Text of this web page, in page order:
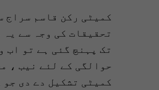
حوالگی کے لئے نیب ،